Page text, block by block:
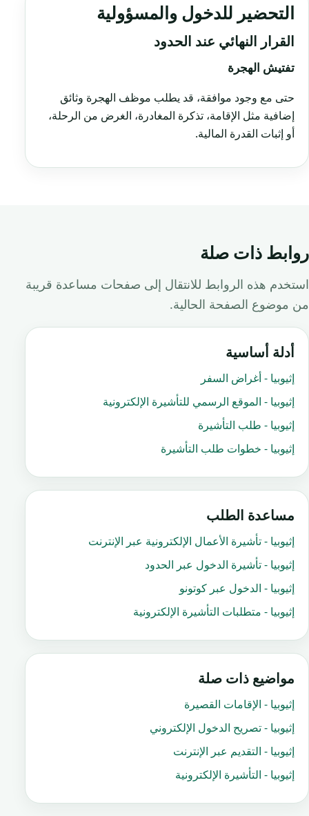
التحضير للدخول والمسؤولية
القرار النهائي عند الحدود
تفتيش الهجرة
حتى مع وجود موافقة، قد يطلب موظف الهجرة وثائق
إضافية مثل الإقامة، تذكرة المغادرة، الغرض من الرحلة،
أو إثبات القدرة المالية.
روابط ذات صلة
استخدم هذه الروابط للانتقال إلى صفحات مساعدة قريبة
من موضوع الصفحة الحالية.
أدلة أساسية
إثيوبيا - أغراض السفر
إثيوبيا - الموقع الرسمي للتأشيرة الإلكترونية
إثيوبيا - طلب التأشيرة
إثيوبيا - خطوات طلب التأشيرة
مساعدة الطلب
إثيوبيا - تأشيرة الأعمال الإلكترونية عبر الإنترنت
إثيوبيا - تأشيرة الدخول عبر الحدود
إثيوبيا - الدخول عبر كوتونو
إثيوبيا - متطلبات التأشيرة الإلكترونية
مواضيع ذات صلة
إثيوبيا - الإقامات القصيرة
إثيوبيا - تصريح الدخول الإلكتروني
إثيوبيا - التقديم عبر الإنترنت
إثيوبيا - التأشيرة الإلكترونية